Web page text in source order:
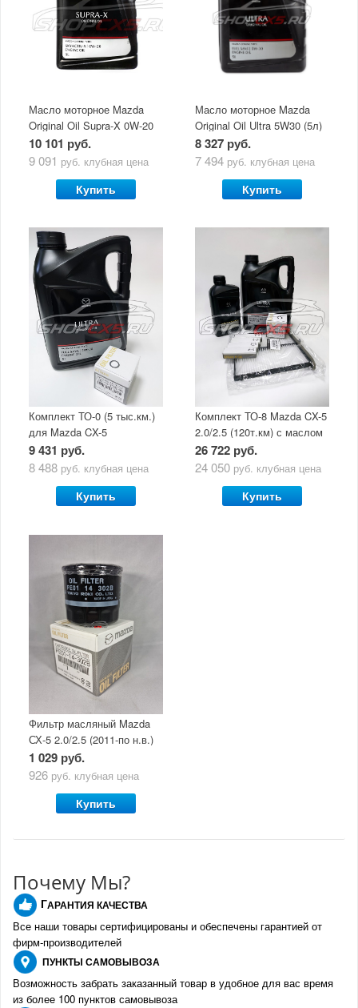
Масло моторное Mazda
Original Oil Supra-X 0W-20
(5 л)
10 101 руб.
9 091 руб. клубная цена
Купить
Масло моторное Mazda
Original Oil Ultra 5W30 (5л)
8 327 руб.
7 494 руб. клубная цена
Купить
Комплект ТО-0 (5 тыс.км.)
для Mazda CX-5
(двигатель 2.0/2.5) с
маслом Mazda Original Oil
9 431 руб.
8 488 руб. клубная цена
Купить
Комплект ТО-8 Mazda CX-5
2.0/2.5 (120т.км) с маслом
Mazda Original Oil Ultra
5W30
26 722 руб.
24 050 руб. клубная цена
Купить
Фильтр масляный Mazda
СХ-5 2.0/2.5 (2011-по н.в.)
1 029 руб.
926 руб. клубная цена
Купить
Почему Мы?
ГАРАНТИЯ КАЧЕСТВА
Все наши товары сертифицированы и обеспечены гарантией от
фирм-производителей
ПУНКТЫ САМОВЫВОЗА
Возможность забрать заказанный товар в удобное для вас время
из более 100 пунктов самовывоза